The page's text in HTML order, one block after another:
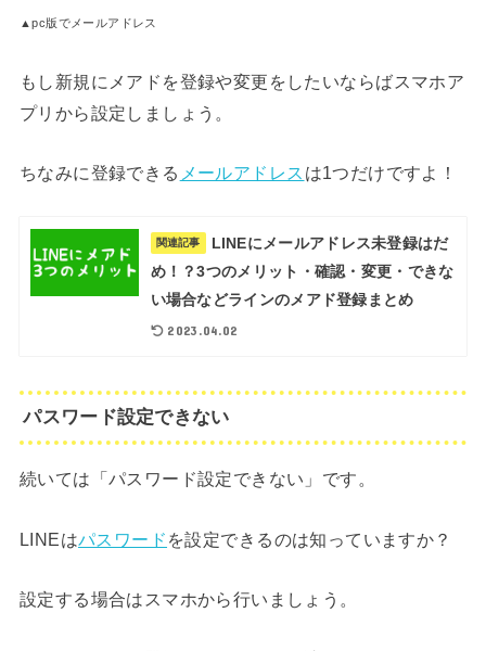
▲pc版でメールアドレス
もし新規にメアドを登録や変更をしたいならばスマホア
プリから設定しましょう。
ちなみに登録できる メールアドレス は1つだけですよ！
関連記事
LINEにメールアドレス未登録はだ
め！？3つのメリット・確認・変更・できな
い場合などラインのメアド登録まとめ
2023.04.02
パスワード設定できない
続いては「パスワード設定できない」です。
LINEはパスワード を設定できるのは知っていますか？
設定する場合はスマホから行いましょう。